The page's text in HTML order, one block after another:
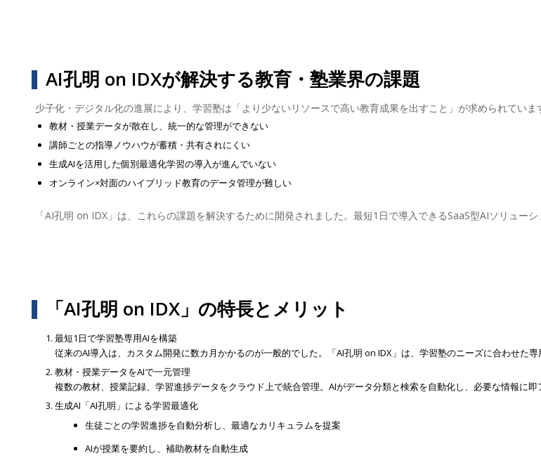
AI孔明 on IDXが解決する教育・塾業界の課題
少子化・デジタル化の進展により、学習塾は「より少ないリソースで高い教育成果を出すこと」が求められてい
教材・授業データが散在し、統一的な管理ができない
講師ごとの指導ノウハウが蓄積・共有されにくい
生成AIを活用した個別最適化学習の導入が進んでいない
オンライン×対面のハイブリッド教育のデータ管理が難しい
「AI孔明 on IDX」は、これらの課題を解決するために開発されました。最短1日で導入できるSaaS型AIソリュー
「AI孔明 on IDX」の特長とメリット
最短1日で学習塾専用AIを構築
従来のAI導入は、カスタム開発に数カ月かかるのが一般的でした。「AI孔明 on IDX」は、学習塾のニーズに合わせた
教材・授業データをAIで一元管理
複数の教材、授業記録、学習進捗データをクラウド上で統合管理。AIがデータ分類と検索を自動化し、必要な情報に即
生成AI「AI孔明」による学習最適化
生徒ごとの学習進捗を自動分析し、最適なカリキュラムを提案
AIが授業を要約し、補助教材を自動生成